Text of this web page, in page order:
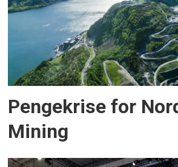
Pengekrise for
Mining